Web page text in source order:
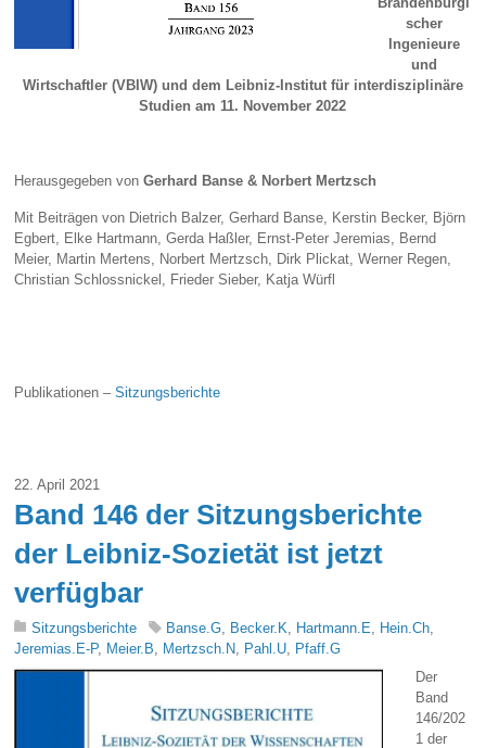
scher
Ingenieure
und
Wirtschaftler (VBIW) und dem Leibniz-Institut für interdisziplinäre
Studien am 11. November 2022
Herausgegeben vonGerhard Banse & Norbert Mertzsch
Mit Beiträgen von Dietrich Balzer, Gerhard Banse, Kerstin Becker, Björn
Egbert, Elke Hartmann, Gerda Haßler, Ernst-Peter Jeremias, Bernd
Meier, Martin Mertens, Norbert Mertzsch, Dirk Plickat, Werner Regen,
Christian Schlossnickel, Frieder Sieber, Katja Würfl
Publikationen – Sitzungsberichte
22. April 2021
Band 146 der Sitzungsberichte
der Leibniz-Sozietät ist jetzt
verfügbar
Sitzungsberichte Banse.G Becker.K Hartmann.E Hein.Ch
Jeremias.E-P, Meier.B Mertzsch.N Pahl.U Pfaff.G
Der
Band
146/202
1 der